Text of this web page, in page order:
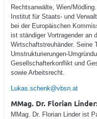
Rechtsanwälte, Wien/
Institut für Staats- und
bei der Europäischen
ist ständiger Vortragender an
Wirtschaftstreuhänder. Seine
Umstrukturierungen-
Gesellschafterkonflikt und
sowie Arbeitsrecht.
Lukas.schenk@vbsn.at
MMag. Dr. Florian
MMag. Dr. Florian Linder ist